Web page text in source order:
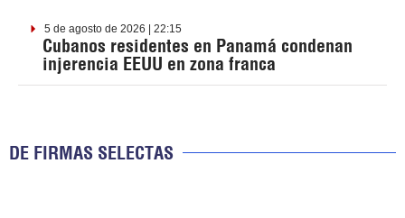
5 de agosto de 2026 | 22:15
Cubanos residentes en Panamá condenan
injerencia EEUU en zona franca
DE FIRMAS SELECTAS